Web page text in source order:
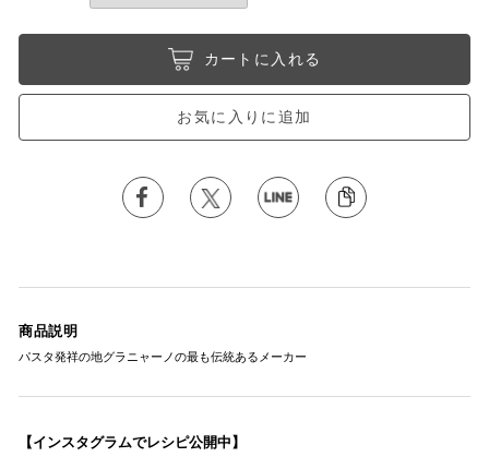
カートに入れる
お気に入りに追加
商品説明
パスタ発祥の地グラニャーノの最も伝統あるメーカー
【インスタグラムでレシピ公開中】